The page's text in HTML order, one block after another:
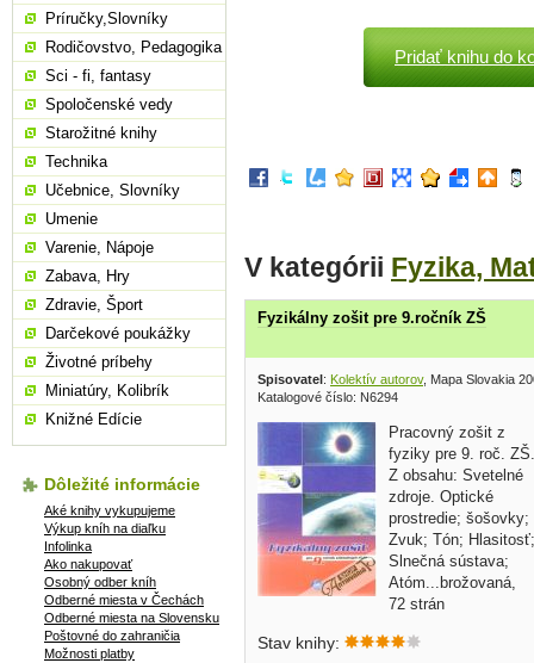
Pridať knihu do
V kategórii Fyzika,
Fyzikálny zošit pre 9.ročník ZŠ
Spisovatel: Kolektív autorov, Mapa Slovakia
Katalogové číslo: N6294
Pracovný zošit z
fyziky pre 9. roč. ZŠ.
Z obsahu: Svetelné
zdroje. Optické
prostredie; šošovky;
Zvuk; Tón; Hlasitosť;
Slnečná sústava;
Atóm...brožovaná,
72 strán
Stav knihy:
Príručky,Slovníky
Rodičovstvo, Pedagogika
Sci - fi, fantasy
Spoločenské vedy
Starožitné knihy
Technika
Učebnice, Slovníky
Umenie
Varenie, Nápoje
Zabava, Hry
Zdravie, Šport
Darčekové poukážky
Životné príbehy
Miniatúry, Kolibrík
Knižné Edície
Dôležité informácie
Aké knihy vykupujeme
Výkup kníh na diaľku
Infolinka
Ako nakupovať
Osobný odber kníh
Odberné miesta v Čechách
Odberné miesta na Slovensku
Poštovné do zahraničia
Možnosti platby